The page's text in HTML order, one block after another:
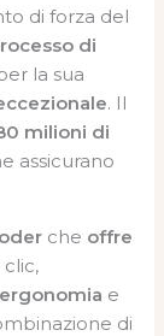
di forza del
di
la sua
. Il
milioni di
assicurano
che offre
e
di